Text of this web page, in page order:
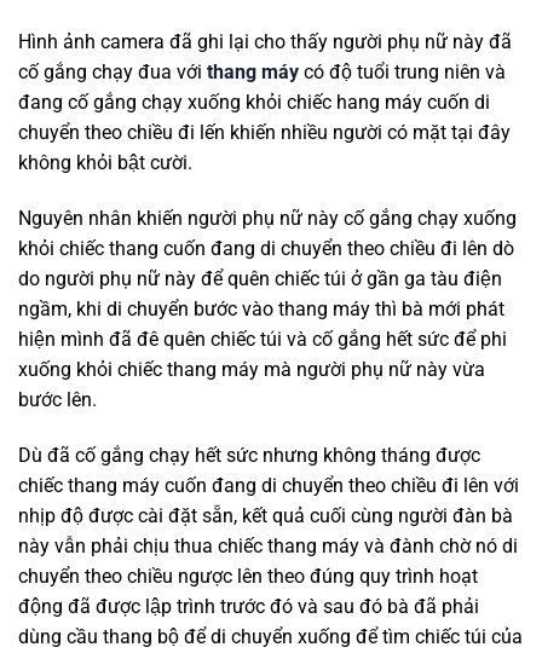
Hình ảnh camera đã ghi lại cho thấy người phụ nữ này đã
cố gắng chạy đua với thang máy có độ tuổi trung niên và
đang cố gắng chạy xuống khỏi chiếc hang máy cuốn di
chuyển theo chiều đi lến khiến nhiều người có mặt tại đây
không khỏi bật cười.
Nguyên nhân khiến người phụ nữ này cố gắng chạy xuống
khỏi chiếc thang cuốn đang di chuyển theo chiều đi lên dò
do người phụ nữ này để quên chiếc túi ở gần ga tàu điện
ngầm, khi di chuyển bước vào thang máy thì bà mới phát
hiện mình đã đê quên chiếc túi và cố gắng hết sức để phi
xuống khỏi chiếc thang máy mà người phụ nữ này vừa
bước lên.
Dù đã cố gắng chạy hết sức nhưng không tháng được
chiếc thang máy cuốn đang di chuyển theo chiều đi lên với
nhịp độ được cài đặt sẵn, kết quả cuối cùng người đàn bà
này vẫn phải chịu thua chiếc thang máy và đành chờ nó di
chuyển theo chiều ngược lên theo đúng quy trình hoạt
động đã được lập trình trước đó và sau đó bà đã phải
dùng cầu thang bộ để di chuyển xuống để tìm chiếc túi của